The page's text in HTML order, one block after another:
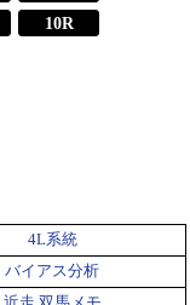
10R
4L系統
バイアス分析